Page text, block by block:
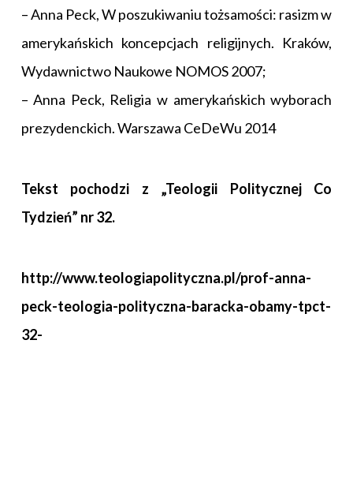
– Anna Peck, W poszukiwaniu tożsamości: rasizm w
amerykańskich koncepcjach religijnych. Kraków,
Wydawnictwo Naukowe NOMOS 2007;
– Anna Peck, Religia w amerykańskich wyborach
prezydenckich. Warszawa CeDeWu 2014
Tekst pochodzi z „Teologii Politycznej Co
Tydzień” nr 32.
http://www.teologiapolityczna.pl/prof-anna-
peck-teologia-polityczna-baracka-obamy-tpct-
32-